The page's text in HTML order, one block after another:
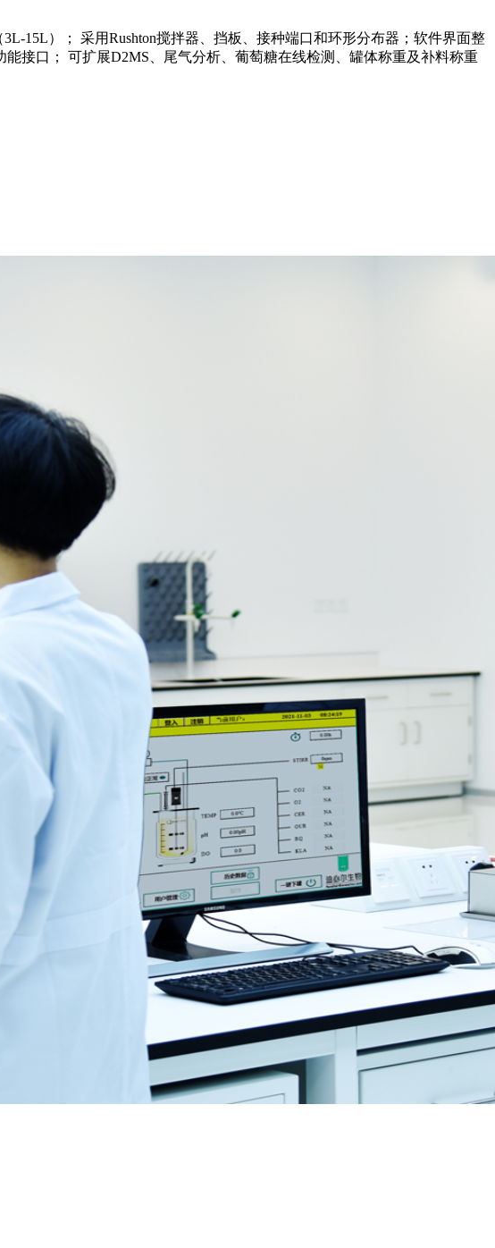
15L）； 采用Rushton搅拌器、挡板、接种端口和环形分布器；软件界面整
接口； 可扩展D2MS、尾气分析、葡萄糖在线检测、罐体称重及补料称重